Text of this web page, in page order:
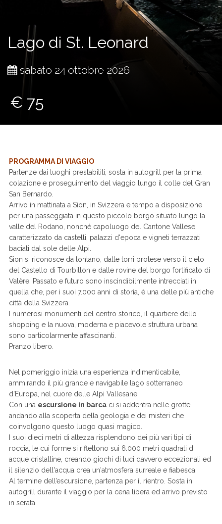
Lago di St. Leonard
sabato 24 ottobre 2026
€ 75
PROGRAMMA DI VIAGGIO
Partenze dai luoghi prestabiliti, sosta in autogrill per la prima
colazione e proseguimento del viaggio lungo il colle del Gran
San Bernardo.
Arrivo in mattinata a Sion, in Svizzera e tempo a disposizione
per una passeggiata in questo piccolo borgo situato lungo la
valle del Rodano, nonché capoluogo del Cantone Vallese,
caratterizzato da castelli, palazzi d'epoca e vigneti terrazzati
baciati dal sole delle Alpi.
Sion si riconosce da lontano, dalle torri protese verso il cielo
del Castello di Tourbillon e dalle rovine del borgo fortificato di
Valère. Passato e futuro sono inscindibilmente intrecciati in
quella che, per i suoi 7.000 anni di storia, è una delle più antiche
città della Svizzera.
I numerosi monumenti del centro storico, il quartiere dello
shopping e la nuova, moderna e piacevole struttura urbana
sono particolarmente affascinanti.
Pranzo libero.
Nel pomeriggio inizia una esperienza indimenticabile,
ammirando il più grande e navigabile lago sotterraneo
d'Europa, nel cuore delle Alpi Vallesane.
Con una escursione in barca ci si addentra nelle grotte
andando alla scoperta della geologia e dei misteri che
coinvolgono questo luogo quasi magico.
I suoi dieci metri di altezza risplendono dei più vari tipi di
roccia, le cui forme si riflettono sui 6.000 metri quadrati di
acque cristalline, creando giochi di luci davvero eccezionali ed
il silenzio dell'acqua crea un'atmosfera surreale e fiabesca.
Al termine dell’escursione, partenza per il rientro. Sosta in
autogrill durante il viaggio per la cena libera ed arrivo previsto
in serata.